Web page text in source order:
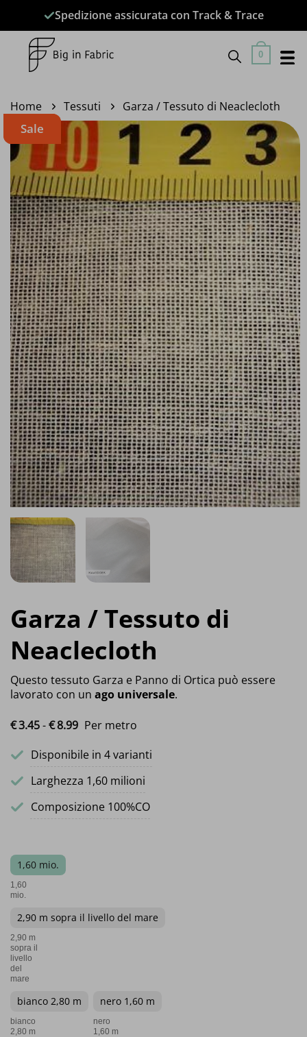
contenuti
Spedizione assicurata con Track & Trace
0
Home Tessuti Garza / Tessuto di Neaclecloth
Sale
Garza / Tessuto di
Neaclecloth
Questo tessuto Garza e Panno di Ortica può essere
lavorato con un ago universale.
€3.45-€8.99 Fascia di prezzo: da €3.45 a €8.99
Per metro
Disponibile in 4 varianti
Larghezza 1,60 milioni
Composizione 100%CO
1,60 mio.
1,60
mio.
2,90 m sopra il livello del mare
2,90 m
sopra il
livello
del
mare
bianco 2,80 m
bianco
2,80 m
nero 1,60 m
nero
1,60 m